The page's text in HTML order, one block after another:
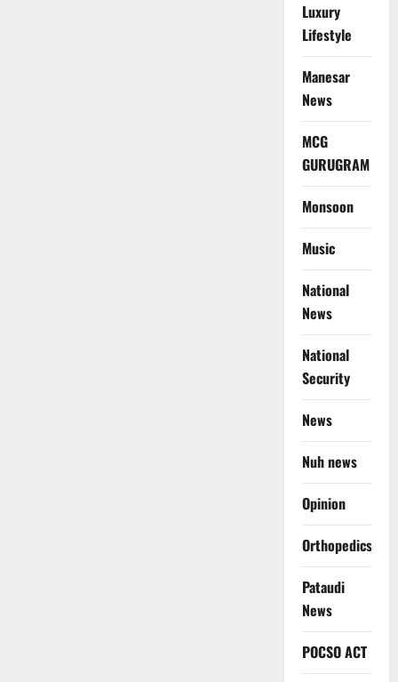
Luxury
Lifestyle
Manesar
News
MCG
GURUGRAM
Monsoon
Music
National
News
National
Security
News
Nuh news
Opinion
Orthopedics
Pataudi
News
POCSO ACT